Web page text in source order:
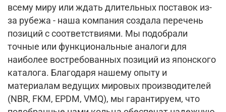
всему миру или ждать длительных поставок из-
за рубежа - наша компания создала перечень
позиций с соответствиями. Мы подобрали
точные или функциональные аналоги для
наиболее востребованных позиций из японского
каталога. Благодаря нашему опыту и
материалам ведущих мировых производителей
(NBR, FKM, EPDM, VMQ), мы гарантируем, что